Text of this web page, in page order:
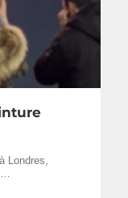
Londres,
…